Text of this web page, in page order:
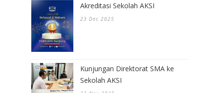
Akreditasi Sekolah AKSI
23 Dec 2025
Kunjungan Direktorat SMA ke
Sekolah AKSI